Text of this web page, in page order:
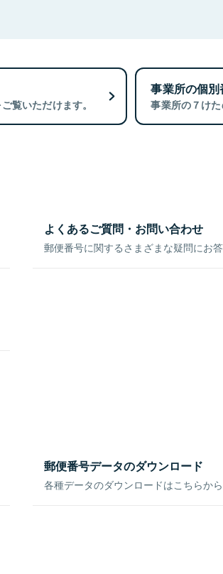
覧いただけます。
事業所の個
事業所の７け
よくあるご質問・お問い合わせ
郵便番号に関するさまざまな疑問にお答
郵便番号データのダウンロード
各種データのダウンロードはこちらか